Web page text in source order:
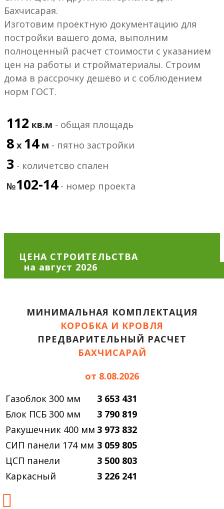
Бахчисарая.
Изготовим проектную документацию для
постройки вашего дома, выполним
полноценный расчет стоимости с указанием
цен на работы и стройматериалы. Строим
дома в рассрочку дешево и с соблюдением
норм ГОСТ.
112 кв.м - общая площадь
8 х 14 м - пятно застройки
3 - количетсво спален
№102-14- номер проекта
ЦЕНА СТРОИТЕЛЬСТВА
МИНИМАЛЬНАЯ КОМПЛЕКТАЦИЯ
КОРОБКА И КРОВЛЯ
ПРЕДВАРИТЕЛЬНЫЙ РАСЧЕТ
БАХЧИСАРАЙ
от 8.08.2026
Газоблок 300 мм
3 653 431
Блок ПСБ 300 мм
3 790 819
Ракушечник 400 мм 3 973 832
СИП панели 174 мм 3 059 805
ЦСП панели
3 500 803
Каркасный
3 226 241